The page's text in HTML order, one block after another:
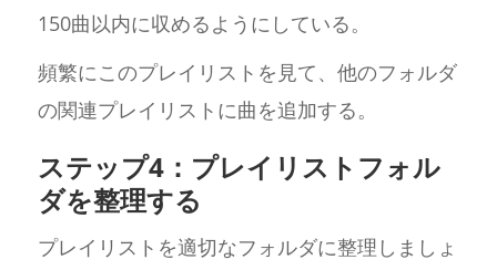
150曲以内に収めるようにしている。
頻繁にこのプレイリストを見て、他のフォルダ
の関連プレイリストに曲を追加する。
ステップ4：プレイリストフォル
ダを整理する
プレイリストを適切なフォルダに整理しましょ